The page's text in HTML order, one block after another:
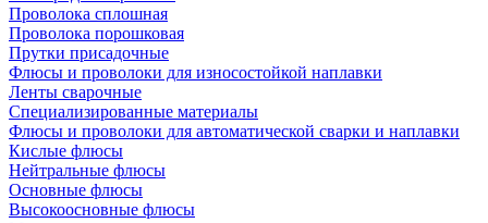
Проволока сплошная
Проволока порошковая
Прутки присадочные
Флюсы и проволоки для износостойкой наплавки
Ленты сварочные
Специализированные материалы
Флюсы и проволоки для автоматической сварки и наплавки
Кислые флюсы
Нейтральные флюсы
Основные флюсы
Высокоосновные флюсы